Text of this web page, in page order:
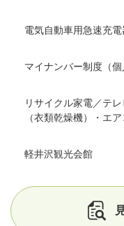
電気自動車用急速充
マイナンバー制度（
リサイクル家電／テ
（衣類乾燥機）・エ
軽井沢観光会館